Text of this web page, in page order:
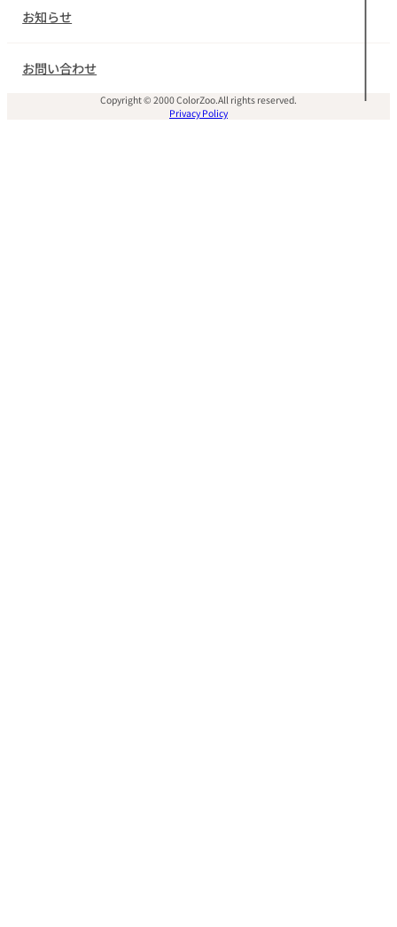
お知らせ
お問い合わせ
Copyright © 2000 ColorZoo.All rights reserved.
Privacy Policy